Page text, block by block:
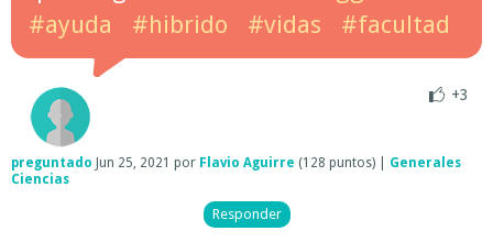
#ayuda
#hibrido #vidas #facultad
+3
preguntado Jun 25, 2021 por Flavio Aguirre (128 puntos)
Generales
Ciencias